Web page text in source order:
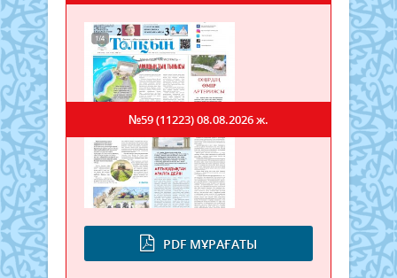
PDF МҰРАҒАТЫ
№59 (11223)08.08.2026 ж.